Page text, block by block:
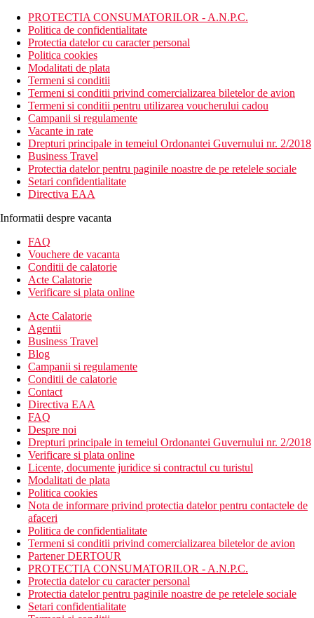
PROTECTIA CONSUMATORILOR - A.N.P.C.
Politica de confidentialitate
Protectia datelor cu caracter personal
Politica cookies
Modalitati de plata
Termeni si conditii
Termeni si conditii privind comercializarea biletelor de avion
Termeni si conditii pentru utilizarea voucherului cadou
Campanii si regulamente
Vacante in rate
Drepturi principale in temeiul Ordonantei Guvernului nr. 2/2018
Business Travel
Protectia datelor pentru paginile noastre de pe retelele sociale
Setari confidentialitate
Directiva EAA
Informatii despre vacanta
FAQ
Vouchere de vacanta
Conditii de calatorie
Acte Calatorie
Verificare si plata online
Acte Calatorie
Agentii
Business Travel
Blog
Campanii si regulamente
Conditii de calatorie
Contact
Directiva EAA
FAQ
Despre noi
Drepturi principale in temeiul Ordonantei Guvernului nr. 2/2018
Verificare si plata online
Licente, documente juridice si contractul cu turistul
Modalitati de plata
Politica cookies
Nota de informare privind protectia datelor pentru contactele de
afaceri
Politica de confidentialitate
Termeni si conditii privind comercializarea biletelor de avion
Partener DERTOUR
PROTECTIA CONSUMATORILOR - A.N.P.C.
Protectia datelor cu caracter personal
Protectia datelor pentru paginile noastre de pe retelele sociale
Setari confidentialitate